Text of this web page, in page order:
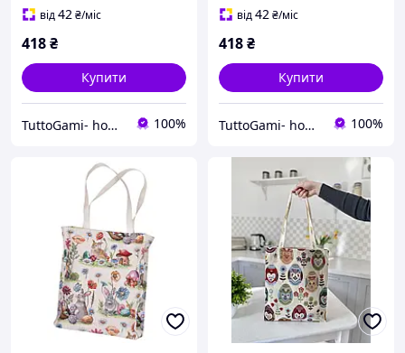
від42₴/міс
418₴
Купити
TuttoGami- home textiles 100%
від42₴/міс
418₴
Купити
TuttoGami- home textiles 100%